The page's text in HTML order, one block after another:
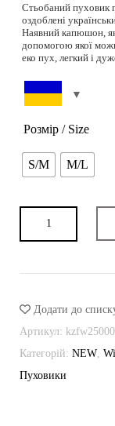
Стьобаний пуховик
оздоблені
Наявний капюшон,
допомогою якої
еко пух, легкий і
Склад:
Верх: 100%
Підкладка: 50%
Наповнювач: 100%
температурі.
моделі розмір S-M.
РОЗМІРНА
Розмір / Size
S/M M/L
Пуховик
Гуцульський
Додати до
Артикул:
Категорій: NEW
Пуховики